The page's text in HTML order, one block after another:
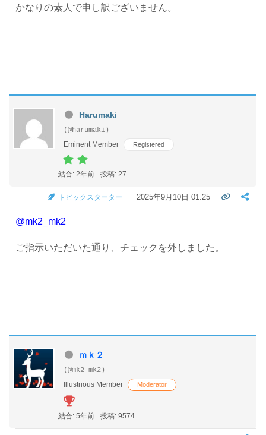
かなりの素人で申し訳ございません。
Harumaki
(@harumaki)
Eminent Member
Registered
結合: 2年前 投稿: 27
トピックスターター 2025年9月10日 01:25
@mk2_mk2
ご指示いただいた通り、チェックを外しました。
ｍｋ２
(@mk2_mk2)
Illustrious Member
Moderator
結合: 5年前 投稿: 9574